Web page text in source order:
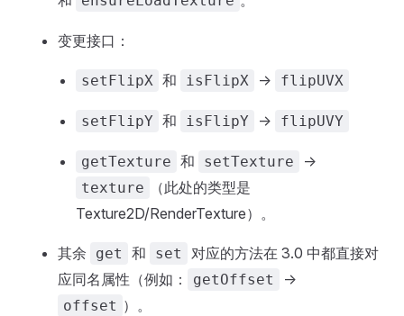
变更接口：
setFlipX 和 isFlipX -> flipUVX
setFlipY 和 isFlipY -> flipUVY
getTexture 和 setTexture ->
texture
（此处的类型是
Texture2D/RenderTexture）。
其余 get 和 set
对应的方法在 3.0 中都直接对
应同名属性（例如：
getOffset ->
offset ）。